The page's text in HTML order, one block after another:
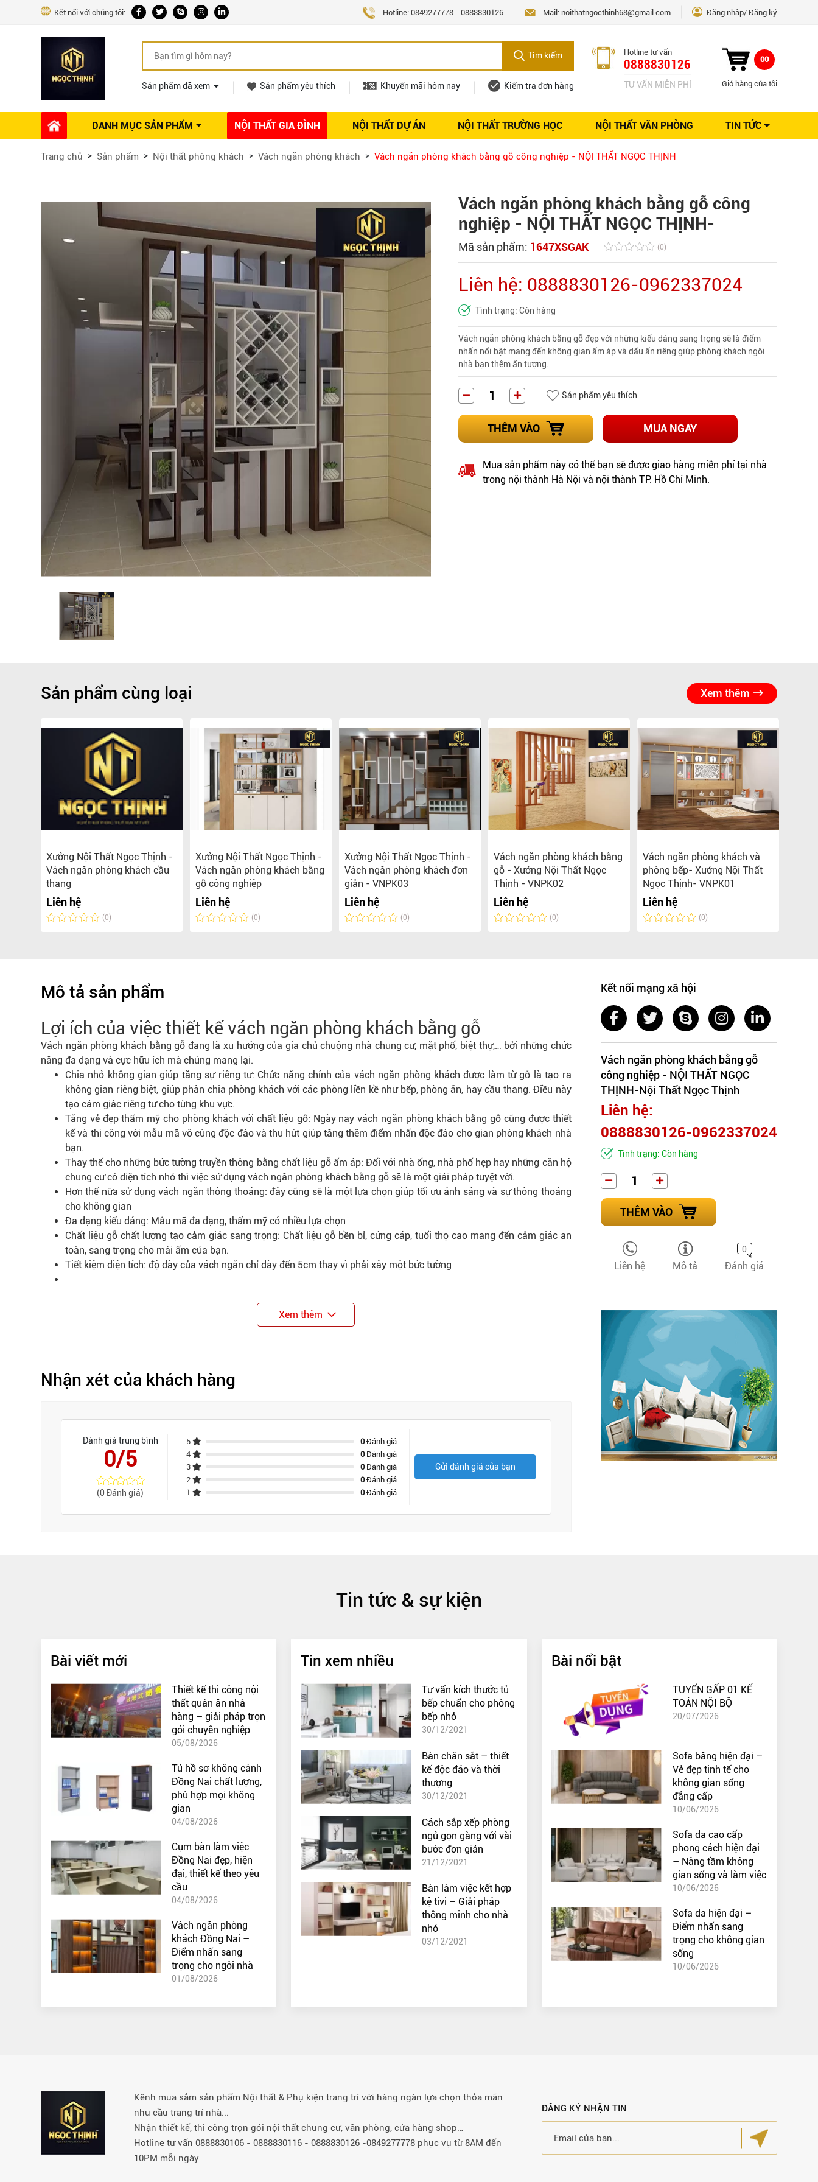
Kết nối với chúng tôi: Hotline: 0849277778 - 0888830126 Mail: noithatngocthinh68@gmail.com Đăng nhập Đăng ký
Tìm kiếm
Sản phẩm đã xem Sản phẩm yêu thích Khuyến mãi hôm nay Kiểm tra đơn hàng
Hotline tư vấn
0888830126
TƯ VẤN MIỄN PHÍ
00
Giỏ hàng của tôi
DANH MỤC SẢN PHẨM
Phụ kiện Nội thất
Ổ khóa tủ
Vòi rửa nhà bếp
Phụ kiện tủ áo
Bếp từ-Bếp hồng ngoại
Chậu rửa bát
Ray trượt – bản lề – tay nắm cửa
Phụ kiện tủ bếp dưới
NỘI THẤT GIA ĐÌNH NỘI THẤT DỰ ÁN NỘI THẤT TRƯỜNG HỌC NỘI THẤT VĂN PHÒNG TIN TỨC
Dự án thi công Báo giá Nội thất Kinh nghiệm Nội thất
Sáng tạo
Giải pháp thiết kế
Trang chủ Sản phẩm Nội thất phòng khách Vách ngăn phòng khách Vách ngăn phòng khách bằng gỗ công nghiệp - NỘI THẤT NGỌC THỊNH
Vách ngăn phòng khách bằng gỗ công
nghiệp - NỘI THẤT NGỌC THỊNH-
Mã sản phẩm: 1647XSGAK (0)
Liên hệ: 0888830126-0962337024
Tình trạng: Còn hàng
Vách ngăn phòng khách bằng gỗ đẹp với những kiểu dáng sang trọng sẽ là điểm
nhấn nổi bật mang đến không gian ấm áp và dấu ấn riêng giúp phòng khách ngôi
nhà bạn thêm ấn tượng.
Sản phẩm yêu thích
THÊM VÀO MUA NGAY
Mua sản phẩm này có thể bạn sẽ được giao hàng miễn phí tại nhà
trong nội thành Hà Nội và nội thành TP. Hồ Chí Minh.
Sản phẩm cùng loại Xem thêm
Xưởng Nội Thất Ngọc Thịnh -
Vách ngăn phòng khách cầu
thang
Liên hệ
(0)
Xưởng Nội Thất Ngọc Thịnh -
Vách ngăn phòng khách bằng
gỗ công nghiệp
Liên hệ
(0)
Xưởng Nội Thất Ngọc Thịnh -
Vách ngăn phòng khách đơn
giản - VNPK03
Liên hệ
(0)
Vách ngăn phòng khách bằng
gỗ - Xưởng Nội Thất Ngọc
Thịnh - VNPK02
Liên hệ
(0)
Vách ngăn phòng khách và
phòng bếp- Xưởng Nội Thất
Ngọc Thịnh- VNPK01
Liên hệ
(0)
Mô tả sản phẩm
Lợi ích của việc thiết kế vách ngăn phòng khách bằng gỗ
Vách ngăn phòng khách bằng gỗ đang là xu hướng của gia chủ chuộng nhà chung cư, mặt phố, biệt thự,… bởi những chức
năng đa dạng và cực hữu ích mà chúng mang lại.
Chia nhỏ không gian giúp tăng sự riêng tư: Chức năng chính của vách ngăn phòng khách được làm từ gỗ là tạo ra
không gian riêng biệt, giúp phân chia phòng khách với các phòng liền kề như bếp, phòng ăn, hay cầu thang. Điều này
tạo cảm giác riêng tư cho từng khu vực.
Tăng vẻ đẹp thẩm mỹ cho phòng khách với chất liệu gỗ: Ngày nay vách ngăn phòng khách bằng gỗ cũng được thiết
kế và thi công với mẫu mã vô cùng độc đáo và thu hút giúp tăng thêm điểm nhấn độc đáo cho gian phòng khách nhà
bạn.
Thay thế cho những bức tường truyền thông bằng chất liệu gỗ ấm áp: Đối với nhà ống, nhà phố hẹp hay những căn hộ
chung cư có diện tích nhỏ thì việc sử dụng vách ngăn phòng khách bằng gỗ sẽ là một giải pháp tuyệt vời.
Hơn thế nữa sử dụng vách ngăn thông thoáng: đây cũng sẽ là một lựa chọn giúp tối ưu ánh sáng và sự thông thoáng
cho không gian
Đa dạng kiểu dáng: Mẫu mã đa dạng, thẩm mỹ có nhiều lựa chọn
Chất liệu gỗ chất lượng tạo cảm giác sang trọng: Chất liệu gỗ bền bỉ, cứng cáp, tuổi thọ cao mang đến cảm giác an
toàn, sang trọng cho mái ấm của bạn.
Tiết kiệm diện tích: độ dày của vách ngăn chỉ dày đến 5cm thay vì phải xây một bức tường
Xem thêm
Nhận xét của khách hàng
Đánh giá trung bình
0/5
(0 Đánh giá)
5 0Đánh giá
4
0Đánh giá
3
0Đánh giá
2
0Đánh giá
1
0Đánh giá
Gửi đánh giá của bạn
Kết nối mạng xã hội
Vách ngăn phòng khách bằng gỗ
công nghiệp - NỘI THẤT NGỌC
THỊNH-Nội Thất Ngọc Thịnh
Liên hệ:
0888830126-0962337024
Tình trạng: Còn hàng
THÊM VÀO
Liên hệ Mô tả
0
Đánh giá
Tin tức & sự kiện
Bài viết mới
Thiết kế thi công nội
thất quán ăn nhà
hàng – giải pháp trọn
gói chuyên nghiệp
05/08/2026
Tủ hồ sơ không cánh
Đồng Nai chất lượng,
phù hợp mọi không
gian
04/08/2026
Cụm bàn làm việc
Đồng Nai đẹp, hiện
đại, thiết kế theo yêu
cầu
04/08/2026
Vách ngăn phòng
khách Đồng Nai –
Điểm nhấn sang
trọng cho ngôi nhà
01/08/2026
Tin xem nhiều
Tư vấn kích thước tủ
bếp chuẩn cho phòng
bếp nhỏ
30/12/2021
Bàn chân sắt – thiết
kế độc đáo và thời
thượng
30/12/2021
Cách sắp xếp phòng
ngủ gọn gàng với vài
bước đơn giản
21/12/2021
Bàn làm việc kết hợp
kệ tivi – Giải pháp
thông minh cho nhà
nhỏ
03/12/2021
Bài nổi bật
TUYỂN GẤP 01 KẾ
TOÁN NỘI BỘ
20/07/2026
Sofa băng hiện đại –
Vẻ đẹp tinh tế cho
không gian sống
đẳng cấp
10/06/2026
Sofa da cao cấp
phong cách hiện đại
– Nâng tầm không
gian sống và làm việc
10/06/2026
Sofa da hiện đại –
Điểm nhấn sang
trọng cho không gian
sống
10/06/2026
Kênh mua sắm sản phẩm Nội thất & Phụ kiện trang trí với hàng ngàn lựa chọn thỏa mãn
nhu cầu trang trí nhà...
Nhận thiết kế, thi công trọn gói nội thất chung cư, văn phòng, cửa hàng shop…
Hotline tư vấn 0888830106 - 0888830116 - 0888830126 -0849277778 phục vụ từ 8AM đến
10PM mỗi ngày
ĐĂNG KÝ NHẬN TIN